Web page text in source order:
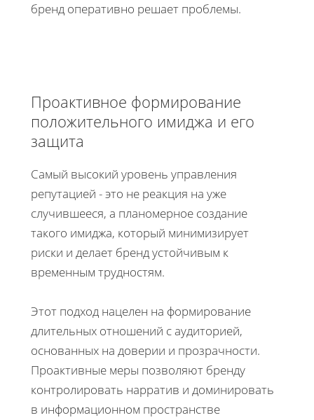
бренд оперативно решает проблемы.
Проактивное формирование
положительного имиджа и его
защита
Самый высокий уровень управления
репутацией - это не реакция на уже
случившееся, а планомерное создание
такого имиджа, который минимизирует
риски и делает бренд устойчивым к
временным трудностям.
Этот подход нацелен на формирование
длительных отношений с аудиторией,
основанных на доверии и прозрачности.
Проактивные меры позволяют бренду
контролировать нарратив и доминировать
в информационном пространстве